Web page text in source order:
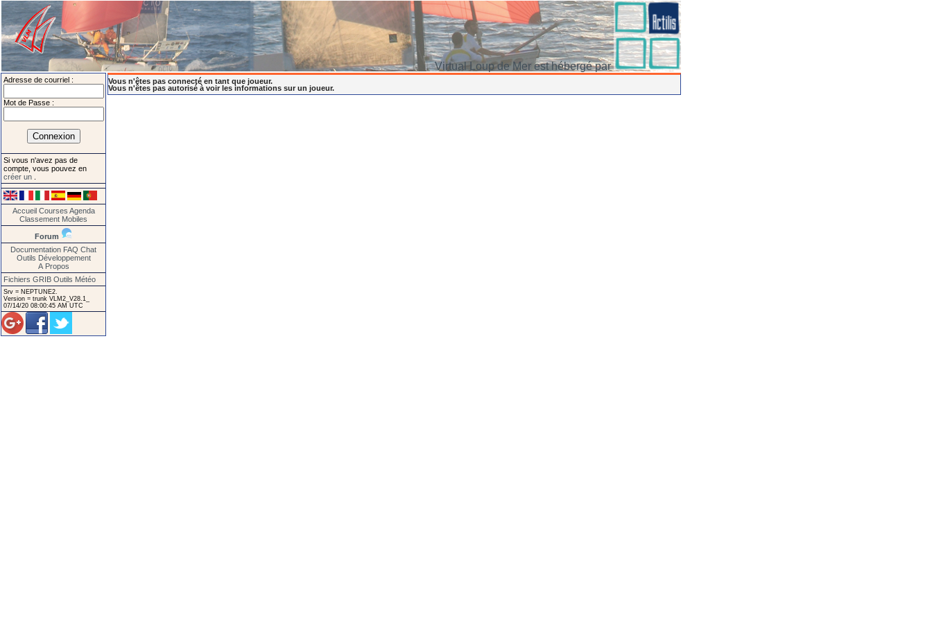
Virtual Loup de Mer est hébergé par
Adresse de courriel :
Mot de Passe :
Si vous n'avez pas de
compte, vous pouvez en
créer un
Accueil Courses Agenda
Classement Mobiles
Forum
Documentation FAQ Chat
Outils Développement
A Propos
Fichiers GRIB Outils Météo
Srv = NEPTUNE2.
Version = trunk VLM2_V28.1_
07/14/20 08:00:45 AM UTC
Vous n'êtes pas connecté en tant que joueur.
Vous n'êtes pas autorisé à voir les informations sur un joueur.